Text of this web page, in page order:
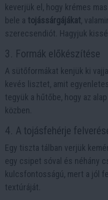
keverjük el, hogy krémes
bele a tojássárgájákat,
szerecsendiót. Hagyjuk kissé
3. Formák előkészítése
A sütőformákat kenjük ki
kevés lisztet, amit
tegyük a hűtőbe, hogy az
közben.
4. A tojásfehérje
Egy tiszta tálban verjük
egy csipet sóval és néhány
kulcsfontosságú, mert a jól
textúráját.